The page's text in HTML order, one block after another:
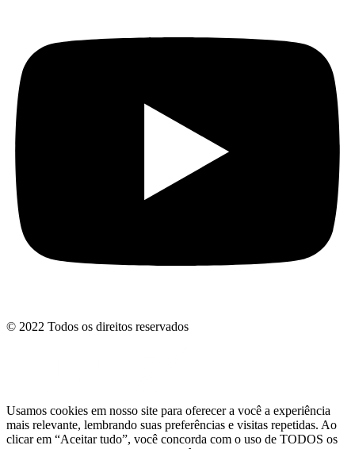
© 2022 Todos os direitos reservados
Usamos cookies em nosso site para oferecer a você a experiência
mais relevante, lembrando suas preferências e visitas repetidas. Ao
clicar em “Aceitar tudo”, você concorda com o uso de TODOS os